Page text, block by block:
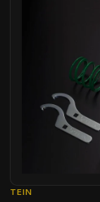
TEIN